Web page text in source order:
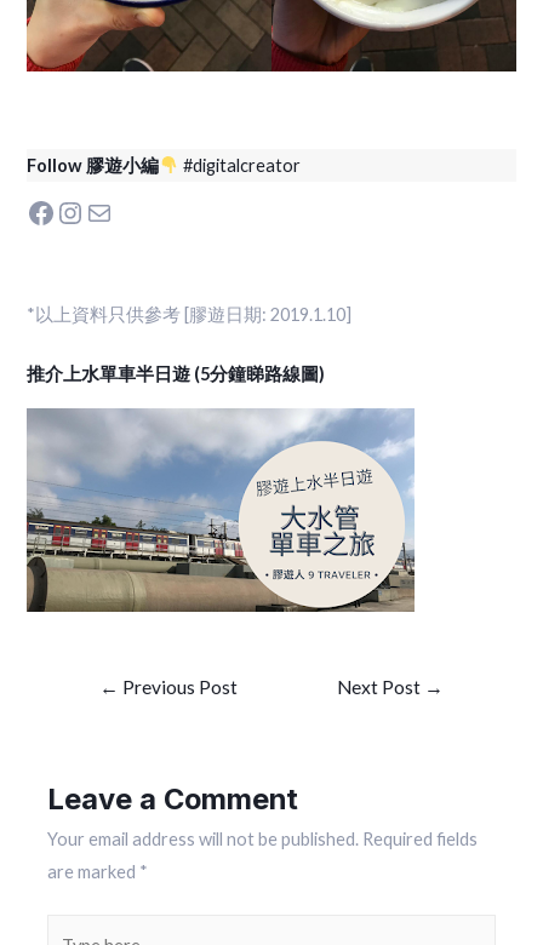
Follow 膠遊小編 #digitalcreator
Facebook
Instagram
Mail
*以上資料只供參考 [膠遊日期: 2019.1.10]
推介上水單車半日遊 (5分鐘睇路線圖)
← Previous Post Next Post →
Leave a Comment
Your email address will not be published. Required fields
are marked *